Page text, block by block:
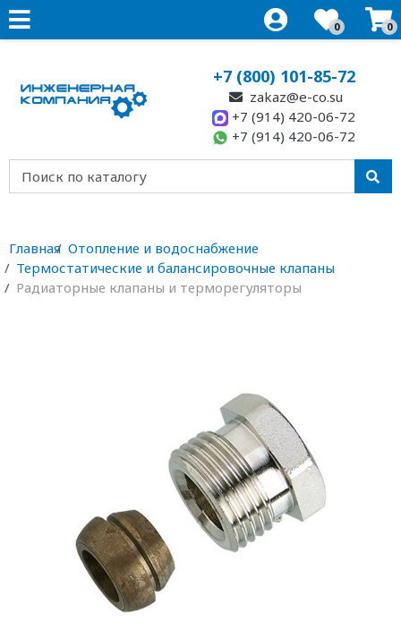
0 0
+7 (800) 101-85-72
zakaz@e-co.su
+7 (914) 420-06-72
+7 (914) 420-06-72
Главная Отопление и водоснабжение
Термостатические и балансировочные клапаны
Радиаторные клапаны и терморегуляторы